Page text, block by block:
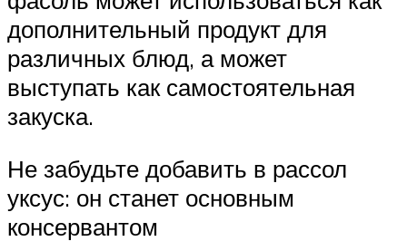
дополнительный продукт для
различных блюд, а может
выступать как самостоятельная
закуска.
Не забудьте добавить в рассол
уксус: он станет основным
консервантом